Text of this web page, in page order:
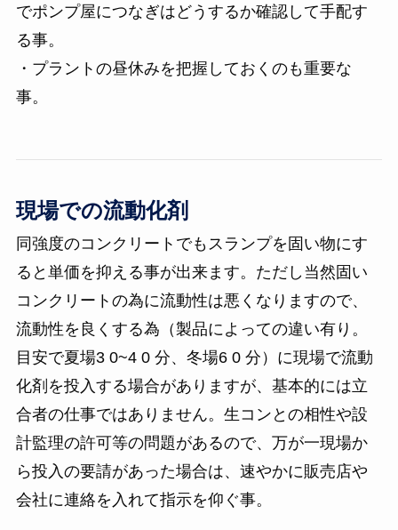
でポンプ屋につなぎはどうするか確認して手配す
る事。
・プラントの昼休みを把握しておくのも重要な
事。
現場での流動化剤
同強度のコンクリートでもスランプを固い物にす
ると単価を抑える事が出来ます。ただし当然固い
コンクリートの為に流動性は悪くなりますので、
流動性を良くする為（製品によっての違い有り。
目安で夏場3 0~4 0 分、冬場6 0 分）に現場で流動
化剤を投入する場合がありますが、基本的には立
合者の仕事ではありません。生コンとの相性や設
計監理の許可等の問題があるので、万が一現場か
ら投入の要請があった場合は、速やかに販売店や
会社に連絡を入れて指示を仰ぐ事。